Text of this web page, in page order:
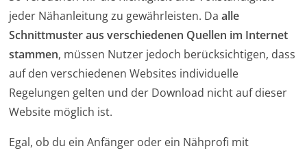
jeder Nähanleitung zu gewährleisten. Daalle
Schnittmuster aus verschiedenen Quellen im Internet
stammen, müssen Nutzer jedoch berücksichtigen, dass
auf den verschiedenen Websites individuelle
Regelungen gelten und der Download nicht auf dieser
Website möglich ist.
Egal, ob du ein Anfänger oder ein Nähprofi mit